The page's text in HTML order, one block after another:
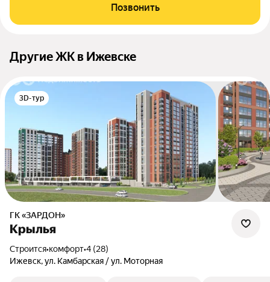
Позвонить
Другие ЖК в Ижевске
3D-тур
ГК «ЗАРДОН»
Крылья
Строится•комфорт•4 (28)
Ижевск, ул. Камбарская / ул. Моторная